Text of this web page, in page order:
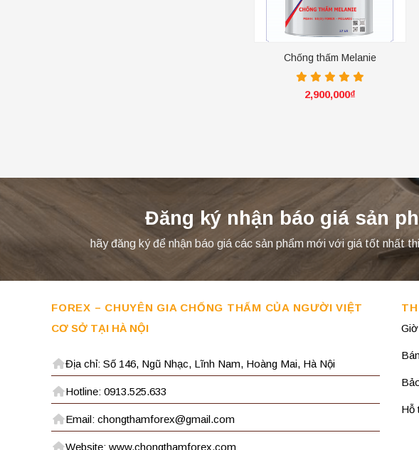
Chống thấm Melanie
2,900,000₫
Đăng ký nhận báo giá sản
hãy đăng ký để nhận báo giá các sản phẩm mới với giá tốt nhất
FOREX – CHUYÊN GIA CHỐNG THẤM CỦA NGƯỜI VIỆT
CƠ SỞ TẠI HÀ NỘI
Địa chỉ: Số 146, Ngũ Nhạc, Lĩnh Nam, Hoàng Mai, Hà Nội
Hotline: 0913.525.633
Email: chongthamforex@gmail.com
Website: www.chongthamforex.com
Hỗ